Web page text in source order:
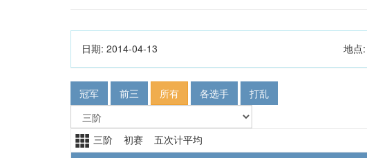
日期: 2014-04-13 地点:
冠军 前三 所有 各选手 打乱
三阶 初赛 五次计平均